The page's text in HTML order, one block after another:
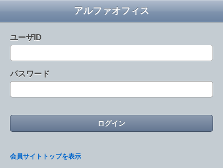
アルファオフィス
ユーザID
パスワード
会員サイトトップを表示